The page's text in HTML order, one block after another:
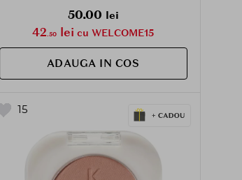
50.00 lei
42.50 lei cu WELCOME15
ADAUGA IN COS
15